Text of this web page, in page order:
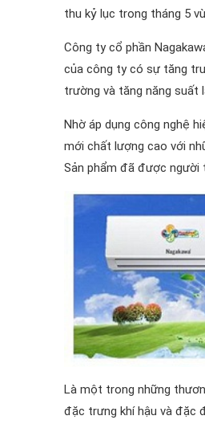
thu kỷ lục trong tháng 5
Công ty cổ phần
của công ty có sự tăng
trường và tăng năng suất
Nhờ áp dụng công nghệ
mới chất lượng cao với
Sản phẩm đã được
Là một trong những
đặc trưng khí hậu và đặc